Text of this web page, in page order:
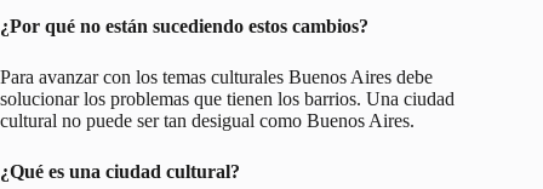
¿Por qué no están sucediendo estos cambios?
Para avanzar con los temas culturales Buenos Aires debe
solucionar los problemas que tienen los barrios. Una ciudad
cultural no puede ser tan desigual como Buenos Aires.
¿Qué es una ciudad cultural?